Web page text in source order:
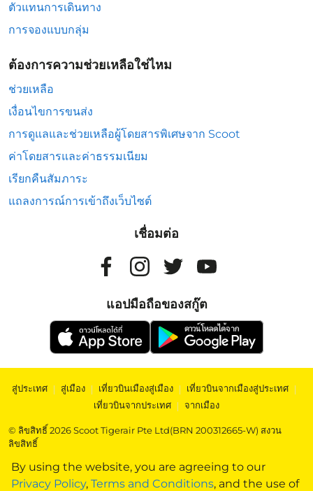
By using the website, you are agreeing to our
Privacy Policy, Terms and Conditions, and the use of
ตัวแทนการเดินทาง
การจองแบบกลุ่ม
ต้องการความช่วยเหลือใช่ไหม
ช่วยเหลือ
เงื่อนไขการขนส่ง
การดูแลและช่วยเหลือผู้โดยสารพิเศษจาก Scoot
ค่าโดยสารและค่าธรรมเนียม
เรียกคืนสัมภาระ
แถลงการณ์การเข้าถึงเว็บไซต์
เชื่อมต่อ
แอปมือถือของสกู๊ต
สู่ประเทศ | สู่เมือง | เที่ยวบินเมืองสู่เมือง | เที่ยวบินจากเมืองสู่ประเทศ |
เที่ยวบินจากประเทศ | จากเมือง
© ลิขสิทธิ์ 2026 Scoot Tigerair Pte Ltd(BRN 200312665-W) สงวน
ลิขสิทธิ์